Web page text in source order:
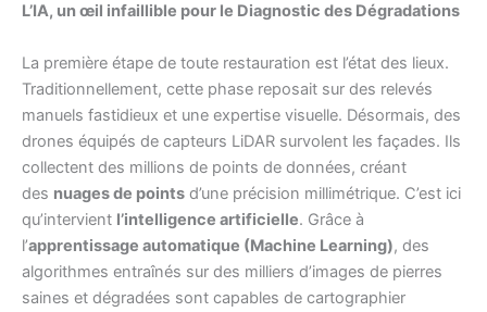
L’IA, un œil infaillible pour le Diagnostic des Dégradations
La première étape de toute restauration est l’état des lieux.
Traditionnellement, cette phase reposait sur des relevés
manuels fastidieux et une expertise visuelle. Désormais, des
drones équipés de capteurs LiDAR survolent les façades. Ils
collectent des millions de points de données, créant
des nuages de points d’une précision millimétrique. C’est ici
qu’intervient l’intelligence artificielle. Grâce à
l’apprentissage automatique (Machine Learning), des
algorithmes entraînés sur des milliers d’images de pierres
saines et dégradées sont capables de cartographier